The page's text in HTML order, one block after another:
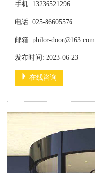
手机: 13236521296
电话: 025-86605576
邮箱: philor-door@163.com
发布时间: 2023-06-23
在线咨询